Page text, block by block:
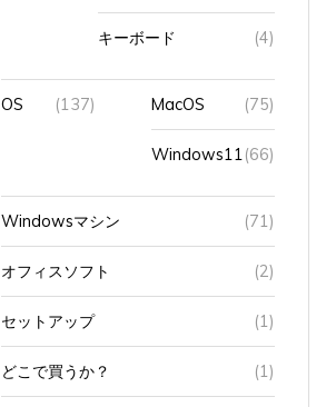
キーボード (4)
OS (137) MacOS (75)
Windows11(66)
Windowsマシン (71)
オフィスソフト (2)
セットアップ (1)
どこで買うか？ (1)
ノートパソコン (52)